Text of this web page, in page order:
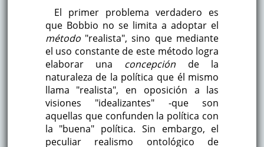
El primer problema verdadero es
que Bobbio no se limita a adoptar el
método"realista", sino que mediante
el uso constante de este método logra
elaborar una concepción de la
naturaleza de la política que él mismo
llama "realista", en oposición a las
visiones "idealizantes" -que son
aquellas que confunden la política con
la "buena" política. Sin embargo, el
peculiar realismo ontológico de